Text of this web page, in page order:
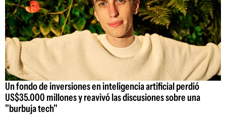
Un fondo de inversiones en inteligencia artificial perdió
US$35.000 millones y reavivó las discusiones sobre una
"burbuja tech"